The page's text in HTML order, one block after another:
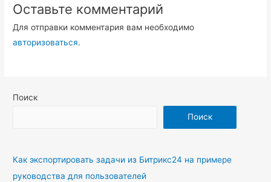
Оставьте комментарий
Для отправки комментария вам необходимо
авторизоваться.
Поиск
Поиск
Как экспортировать задачи из Битрикс24 на примере
руководства для пользователей